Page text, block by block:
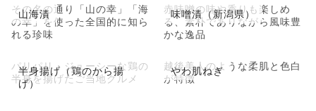
山海漬
その名の通り「山の幸」「海
の幸」を使った全国的に知ら
れる珍味
味噌漬（新潟県）
赤味噌の味や香りも楽しめ
る、素朴でありながら風味豊
かな逸品
半身揚げ（鶏のから揚
げ）
パリパリ・ジューシーな鶏の
半身を揚げたご当地グルメ
やわ肌ねぎ
越後美人のような柔肌と色白
が特徴